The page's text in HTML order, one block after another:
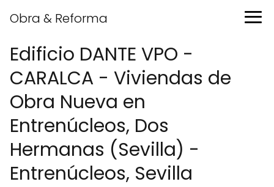
Obra & Reforma
Edificio DANTE VPO -
CARALCA - Viviendas de
Obra Nueva en
Entrenúcleos, Dos
Hermanas (Sevilla) -
Entrenúcleos, Sevilla